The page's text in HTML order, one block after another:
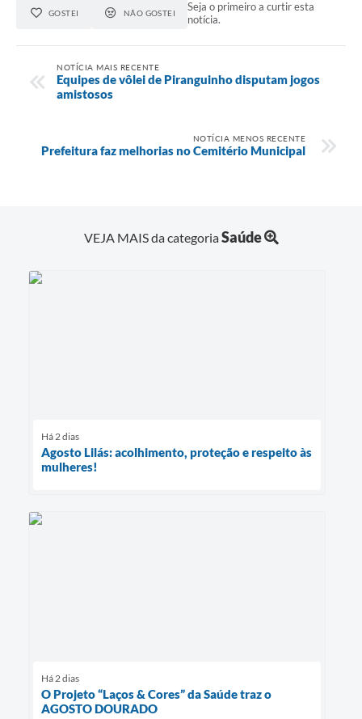
GOSTEI NÃO GOSTEI
Seja o primeiro a curtir esta
notícia.
NOTÍCIA MAIS RECENTE
Equipes de vôlei de Piranguinho disputam jogos
amistosos
NOTÍCIA MENOS RECENTE
Prefeitura faz melhorias no Cemitério Municipal
VEJA MAIS da categoriaSaúde
Há 2 dias
Agosto Lilás: acolhimento, proteção e respeito às
mulheres!
Há 2 dias
O Projeto “Laços & Cores” da Saúde traz o
AGOSTO DOURADO